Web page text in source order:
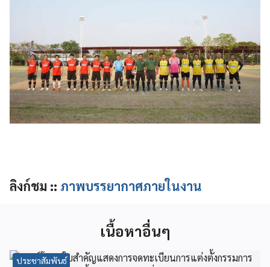
ลิงก์ชม :: ภาพบรรยากาศภายในงาน
เนื้อหาอื่นๆ
ประชาสัมพันธ์